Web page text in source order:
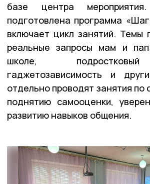
базе центра
подготовлена программа
включает цикл занятий. Темы
реальные запросы мам и
школе,
гаджетозависимость и
отдельно проводят занятия по
поднятию самооценки,
развитию навыков общения.